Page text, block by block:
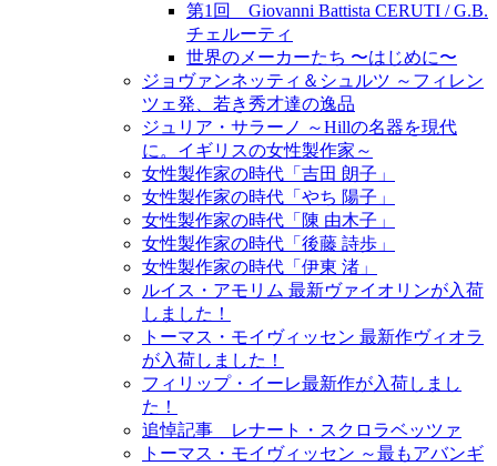
第1回 Giovanni Battista CERUTI / G.B.
チェルーティ
世界のメーカーたち 〜はじめに〜
ジョヴァンネッティ＆シュルツ ～フィレン
ツェ発、若き秀才達の逸品
ジュリア・サラーノ ～Hillの名器を現代
に。イギリスの女性製作家～
女性製作家の時代「吉田 朗子」
女性製作家の時代「やち 陽子」
女性製作家の時代「陳 由木子」
女性製作家の時代「後藤 詩歩」
女性製作家の時代「伊東 渚」
ルイス・アモリム 最新ヴァイオリンが入荷
しました！
トーマス・モイヴィッセン 最新作ヴィオラ
が入荷しました！
フィリップ・イーレ最新作が入荷しまし
た！
追悼記事 レナート・スクロラベッツァ
トーマス・モイヴィッセン ～最もアバンギ